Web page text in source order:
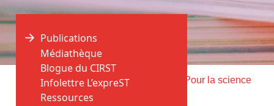
Accueil > Publications > Livraison de Pour la science
Publications
Médiathèque
Blogue du CIRST
Infolettre L’expreST
Ressources